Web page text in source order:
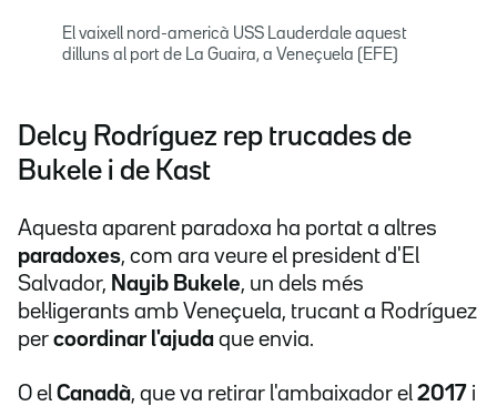
El vaixell nord-americà USS Lauderdale aquest
dilluns al port de La Guaira, a Veneçuela (EFE)
Delcy Rodríguez rep trucades de
Bukele i de Kast
Aquesta aparent paradoxa ha portat a altres
paradoxes, com ara veure el president d'El
Salvador, Nayib Bukele, un dels més
bel·ligerants amb Veneçuela, trucant a Rodríguez
per coordinar l'ajuda que envia.
O el Canadà, que va retirar l'ambaixador el 2017 i